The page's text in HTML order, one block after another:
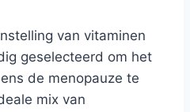
van vitaminen
geselecteerd om het
de menopauze te
mix van